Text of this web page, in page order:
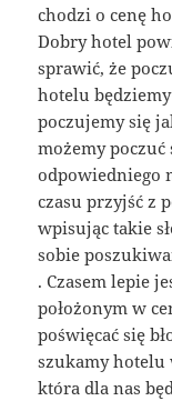
chodzi o cenę
Dobry hotel
sprawić, że
hotelu
poczujemy się
możemy
odpowiedniego
czasu przyjść z
wpisując takie
sobie
. Czasem lepie
położonym w
poświęcać się
szukamy hotelu
która dla nas